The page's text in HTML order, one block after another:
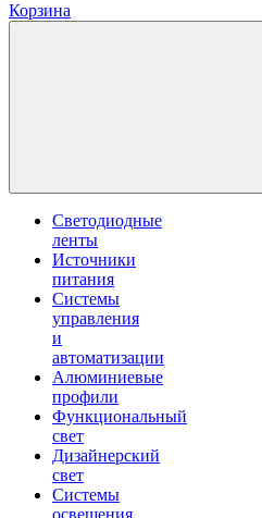
Корзина
Светодиодные
ленты
Источники
питания
Системы
управления
и
автоматизации
Алюминиевые
профили
Функциональный
свет
Дизайнерский
свет
Системы
освещения